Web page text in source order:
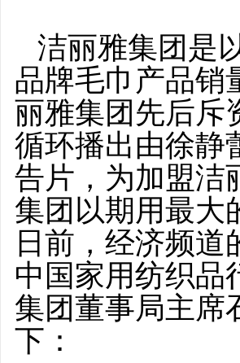
洁丽雅集团是
品牌毛巾产品销
丽雅集团先后斥
循环播出由徐静
告片，为加盟洁
集团以期用最大
日前，经济频
中国家用纺织品
集团董事局主席
下：